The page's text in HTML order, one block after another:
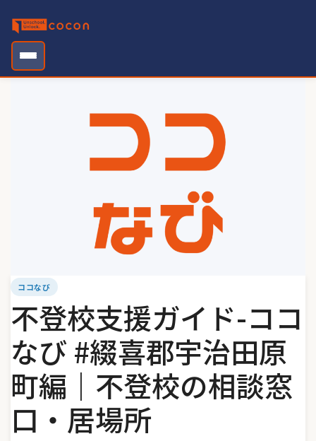
content
ココなび
不登校支援ガイド-ココ
なび #綴喜郡宇治田原
町編｜不登校の相談窓
口・居場所